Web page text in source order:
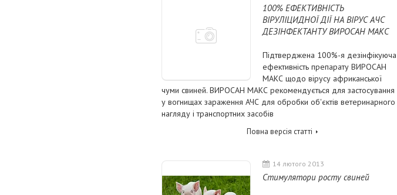
100% ЕФЕКТИВНІСТЬ
ВІРУЛІЦИДНОЇ ДІЇ НА ВІРУС АЧС
ДЕЗІНФЕКТАНТУ ВИРОСАН МАКС
Підтверджена 100%-я дезінфікуюча
ефективність препарату ВИРОСАН
МАКС щодо вірусу африканської
чуми свиней. ВИРОСАН МАКС рекомендується для застосування
у вогнищах зараження АЧС для обробки об'єктів ветеринарного
нагляду і транспортних засобів
Повна версія статті
14 лютого 2013
Стимулятори росту свиней